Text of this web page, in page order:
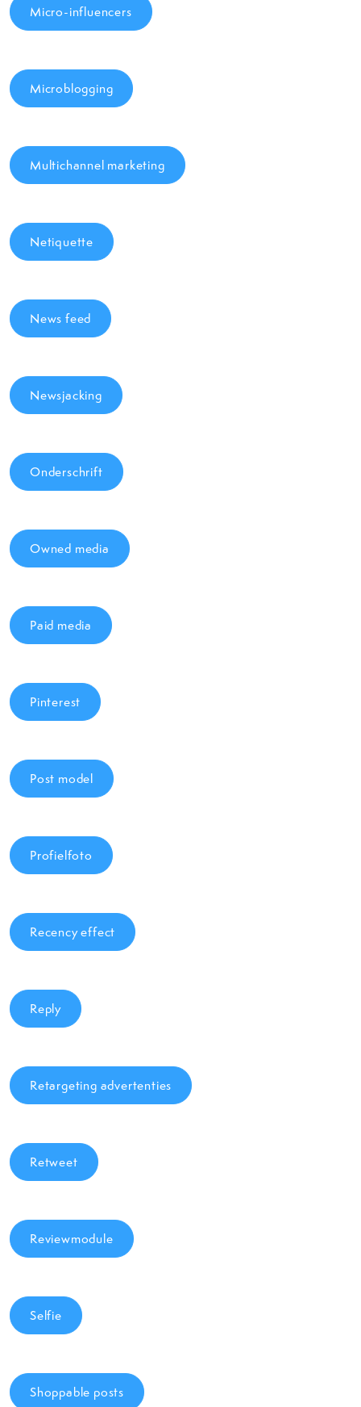
Micro-influencers
Microblogging
Multichannel marketing
Netiquette
News feed
Newsjacking
Onderschrift
Owned media
Paid media
Pinterest
Post model
Profielfoto
Recency effect
Reply
Retargeting advertenties
Retweet
Reviewmodule
Selfie
Shoppable posts